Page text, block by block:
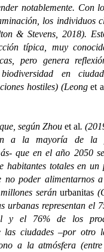
notablemente. Con
los individuos
& Stevens, 2018).
típica, muy
pero genera
en
hostiles) (Leonget
según Zhou et al.
a la mayoría de la
que en el año 2050
habitantes totales en un
no poder alimentarnos
seránurbanitas
urbanas representan el
y el 76% de los
las ciudades –por
a la atmósfera